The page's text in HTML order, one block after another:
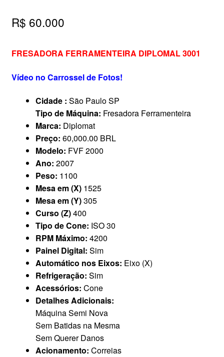
R$ 60.000
FRESADORA FERRAMENTEIRA DIPLOMAL 3001
Vídeo no Carrossel de Fotos!
Cidade : São Paulo SP
Tipo de Máquina: Fresadora Ferramenteira
Marca: Diplomat
Preço: 60,000.00 BRL
Modelo: FVF 2000
Ano: 2007
Peso: 1100
Mesa em (X) 1525
Mesa em (Y)305
Curso (Z)400
Tipo de Cone: ISO 30
RPM Máximo: 4200
Painel Digital: Sim
Automático nos Eixos: Eixo (X)
Refrigeração: Sim
Acessórios: Cone
Detalhes Adicionais:
Máquina Semi Nova
Sem Batidas na Mesma
Sem Querer Danos
Acionamento: Correias